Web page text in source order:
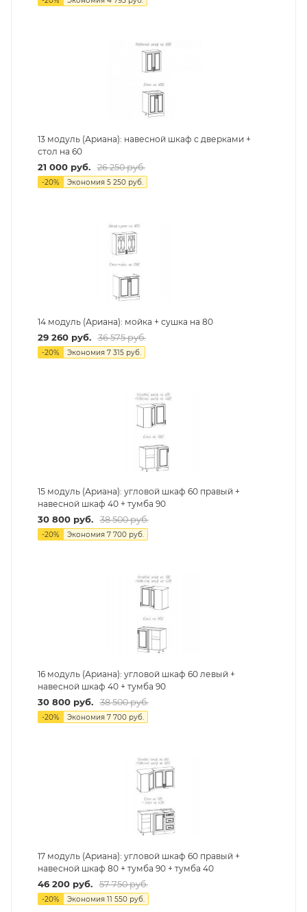
13 модуль (Ариана): навесной шкаф с дверками +
стол на 60
21 000руб. 26 250руб.
-20% Экономия 5 250руб.
14 модуль (Ариана): мойка + сушка на 80
29 260руб. 36 575руб.
-20% Экономия 7 315руб.
15 модуль (Ариана): угловой шкаф 60 правый +
навесной шкаф 40 + тумба 90
30 800руб. 38 500руб.
-20% Экономия 7 700руб.
16 модуль (Ариана): угловой шкаф 60 левый +
навесной шкаф 40 + тумба 90
30 800руб. 38 500руб.
-20% Экономия 7 700руб.
17 модуль (Ариана): угловой шкаф 60 правый +
навесной шкаф 80 + тумба 90 + тумба 40
46 200руб. 57 750руб.
-20% Экономия 11 550руб.